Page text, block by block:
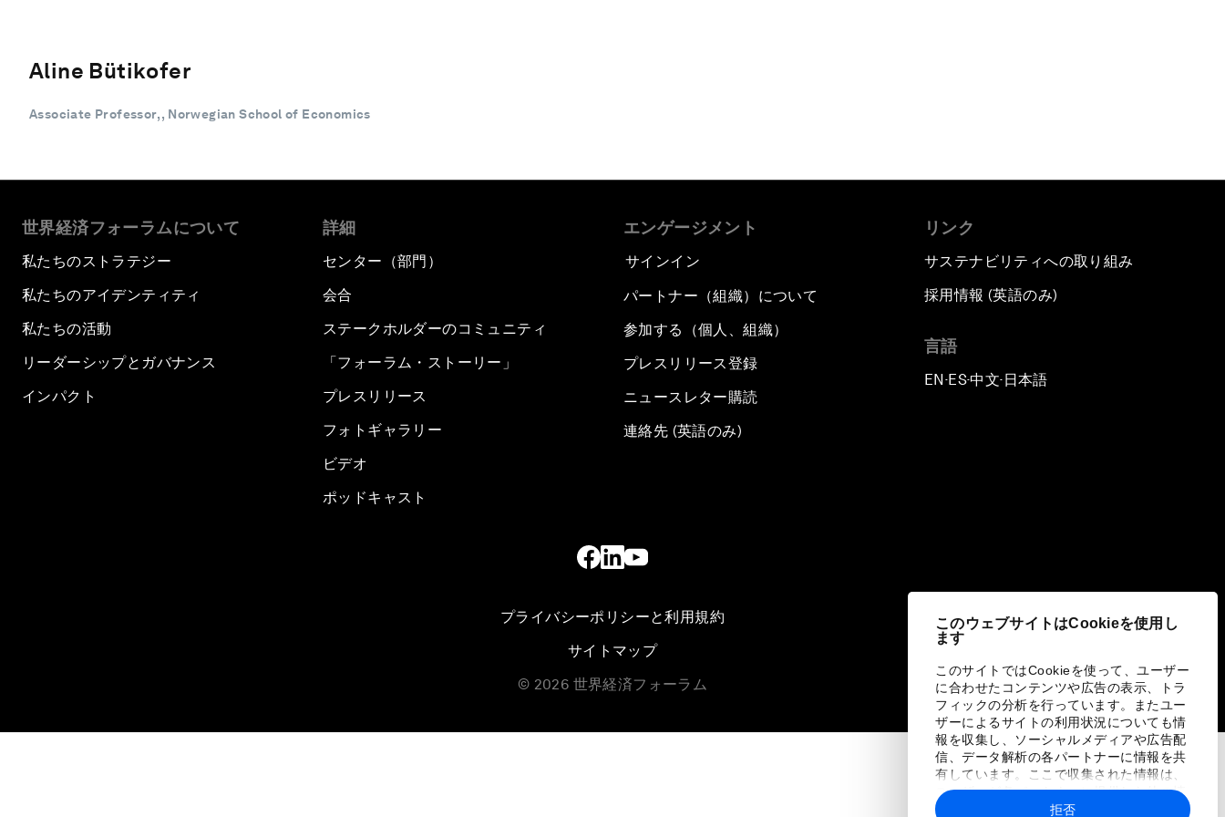
このウェブサイトはCookieを使用し
ます
このサイトではCookieを使って、ユーザー
に合わせたコンテンツや広告の表示、トラ
フィックの分析を行っています。またユー
ザーによるサイトの利用状況についても情
報を収集し、ソーシャルメディアや広告配
信、データ解析の各パートナーに情報を共
有しています。ここで収集された情報は、
ユーザーが各パートナーに提供した他の情
報や各パートナーのサービスを使用した際
拒否
Aline Bütikofer
Associate Professor, , Norwegian School of Economics
世界経済フォーラムについて
私たちのストラテジー
私たちのアイデンティティ
私たちの活動
リーダーシップとガバナンス
インパクト
詳細
センター（部門）
会合
ステークホルダーのコミュニティ
「フォーラム・ストーリー」
プレスリリース
フォトギャラリー
ビデオ
ポッドキャスト
エンゲージメント
サインイン
パートナー（組織）について
参加する（個人、組織）
プレスリリース登録
ニュースレター購読
連絡先 (英語のみ)
リンク
サステナビリティへの取り組み
採用情報 (英語のみ)
言語
EN ▪ES▪中文▪ 日本語
プライバシーポリシーと利用規約
サイトマップ
© 2026 世界経済フォーラム